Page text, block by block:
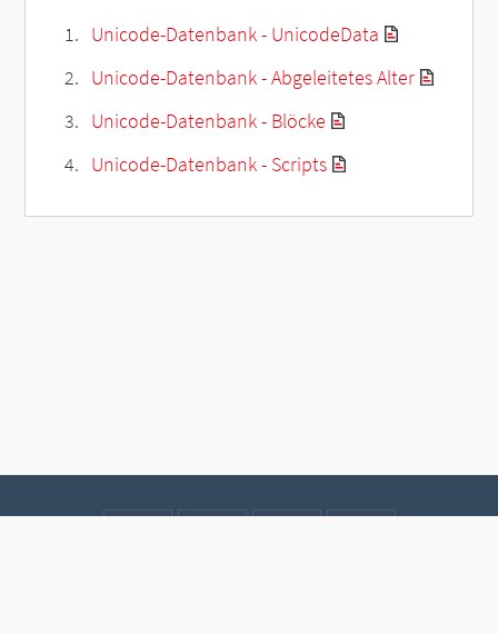
Unicode-Datenbank - UnicodeData
Unicode-Datenbank - Abgeleitetes Alter
Unicode-Datenbank - Blöcke
Unicode-Datenbank - Scripts